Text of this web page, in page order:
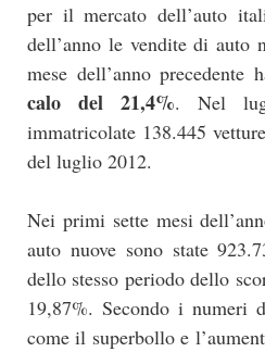
per il mercato dell’auto
dell’anno le vendite di auto
mese dell’anno precedente
calo del 21,4%. Nel
immatricolate 138.445
del luglio 2012.
Nei primi sette mesi
auto nuove sono state
dello stesso periodo dello
19,87%. Secondo i numeri
come il superbollo e